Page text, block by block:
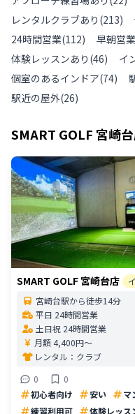
レンタルクラブあり (213)
24時間営業(112) 早朝営業
体験レッスンあり (46) イ
個室のあるインドア(74)
駅近の屋外(26)
SMART GOLF 宮崎
SMART GOLF 宮崎台店
宮崎台駅から徒歩14分
平日 24時間営業
土日祝 24時間営業
月額 4,400円〜
レンタル： クラブ
0
0
初心者向け
安い
マ
練習利用可
体験レッス